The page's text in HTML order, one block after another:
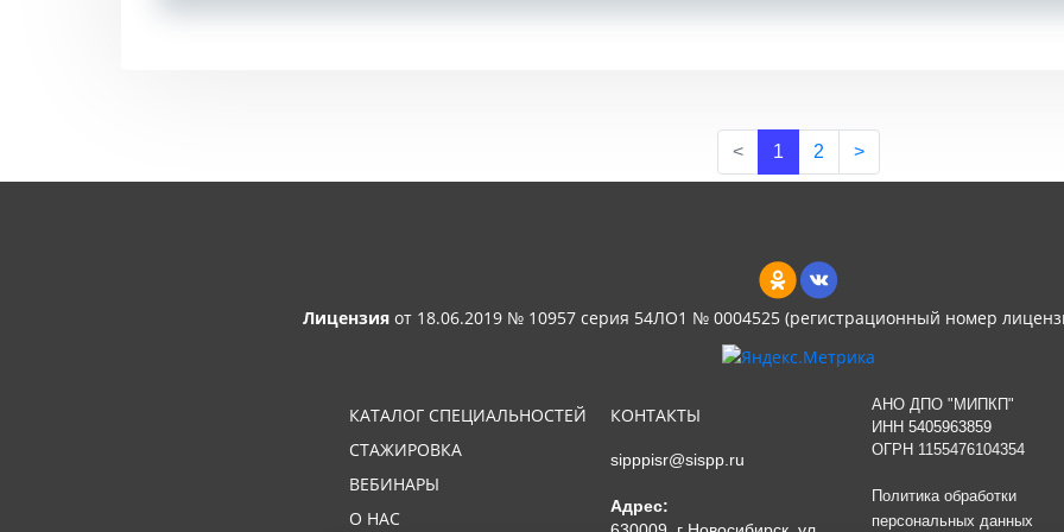
< 1 2 >
Лицензия от 18.06.2019 № 10957 серия 54ЛО1 № 0004525 (регистрационный номер
КАТАЛОГ СПЕЦИАЛЬНОСТЕЙ
СТАЖИРОВКА
ВЕБИНАРЫ
О НАС
КОНТАКТЫ
sipppisr@sispp.ru
Адрес:
АНО ДПО "МИПКП"
ИНН 5405963859
ОГРН 1155476104354
Политика обработки
персональных данных